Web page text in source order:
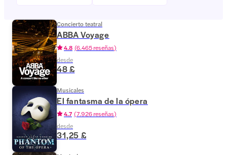
Concierto teatral
ABBA Voyage
4.8 (6.465 reseñas)
desde
48 £
Musicales
El fantasma de la ópera
4.7 (7.926 reseñas)
desde
31,25 £